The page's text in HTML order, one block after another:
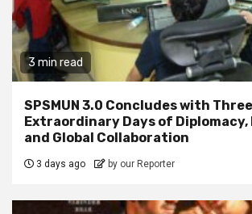
3 min read
SPSMUN 3.0 Concludes with Three
Extraordinary Days of
and Global Collaboration
3 days ago by our Reporter